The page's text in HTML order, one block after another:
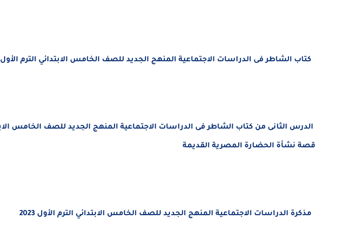
كتاب الشاطر فى الدراسات الاجتماعية المنهج الجديد للصف الخامس الابتدائي الترم الأول2023
قصة نشأة الحضارة المصرية القديمة
مذكرة الدراسات الاجتماعية المنهج الجديد للصف الخامس الابتدائي الترم الأول 2023